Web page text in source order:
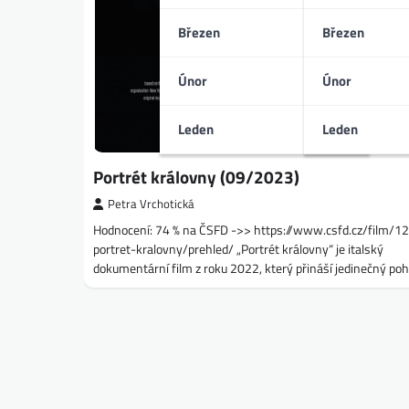
Březen
Únor
Leden
Březen
Únor
Leden
Portrét královny (09/2023)
Petra Vrchotická
Hodnocení: 74 % na ČSFD ->> https://www.csfd.cz/film/
portret-kralovny/prehled/ „Portrét královny“ je italský
dokumentární film z roku 2022, který přináší jedinečný